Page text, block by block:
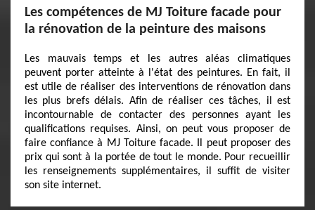
Les compétences de MJ Toiture facade pour
la rénovation de la peinture des maisons
Les mauvais temps et les autres aléas climatiques
peuvent porter atteinte à l'état des peintures. En fait, il
est utile de réaliser des interventions de rénovation dans
les plus brefs délais. Afin de réaliser ces tâches, il est
incontournable de contacter des personnes ayant les
qualifications requises. Ainsi, on peut vous proposer de
faire confiance à MJ Toiture facade. Il peut proposer des
prix qui sont à la portée de tout le monde. Pour recueillir
les renseignements supplémentaires, il suffit de visiter
son site internet.